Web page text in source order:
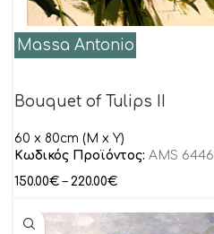
Massa Antonio
Bouquet of Tulips II
60 x 80cm (M x Y)
Κωδικός Προϊόντος: AMS 6446
150.00€ – 220.00€